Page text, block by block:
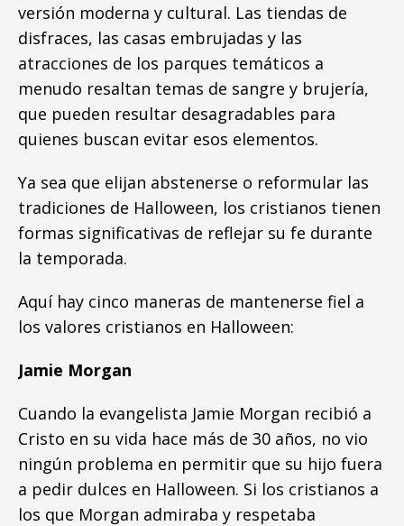
versión moderna y cultural. Las tiendas de
disfraces, las casas embrujadas y las
atracciones de los parques temáticos a
menudo resaltan temas de sangre y brujería,
que pueden resultar desagradables para
quienes buscan evitar esos elementos.
Ya sea que elijan abstenerse o reformular las
tradiciones de Halloween, los cristianos tienen
formas significativas de reflejar su fe durante
la temporada.
Aquí hay cinco maneras de mantenerse fiel a
los valores cristianos en Halloween:
Jamie Morgan
Cuando la evangelista Jamie Morgan recibió a
Cristo en su vida hace más de 30 años, no vio
ningún problema en permitir que su hijo fuera
a pedir dulces en Halloween. Si los cristianos a
los que Morgan admiraba y respetaba